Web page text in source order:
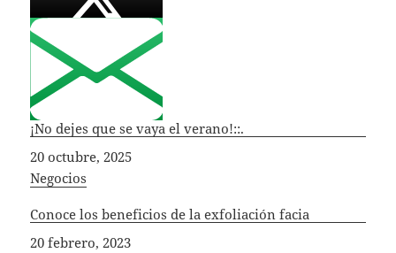
¡No dejes que se vaya el verano!::.
Fecha
20 octubre, 2025
In relation to
Negocios
Conoce los beneficios de la exfoliación facia
Fecha
20 febrero, 2023